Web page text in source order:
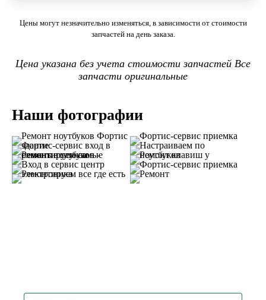
Цены могут незначительно изменяться, в зависимости от стоимости
запчастей на день заказа.
Цена указана без учета стоимости запчастей Все
запчасти оригинальные
Наши фотографии